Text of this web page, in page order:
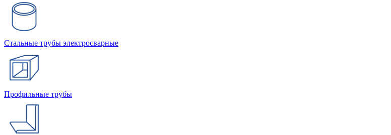
Стальные трубы электросварные
Профильные трубы